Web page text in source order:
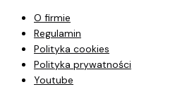
O firmie
Regulamin
Polityka cookies
Polityka prywatności
Youtube